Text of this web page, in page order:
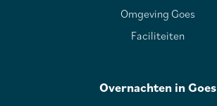
Omgeving Goes
Faciliteiten
Overnachten in Goes